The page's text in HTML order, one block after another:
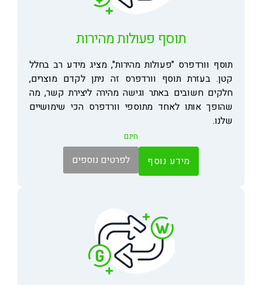
תוסף פעולות מהירות
תוסף וורדפרס "פעולות מהירות", מציג מידע רב בחלל
קטן. בעזרת תוסף וורדפרס זה ניתן לקדם מוצרים,
חלקים חשובים באתר וגישה מהירה ליצירת קשר, מה
שהופך אותו לאחד מתוספי וורדפרס הכי שימושיים
שלנו.
חינם
מידע נוסף לפרטים נוספים